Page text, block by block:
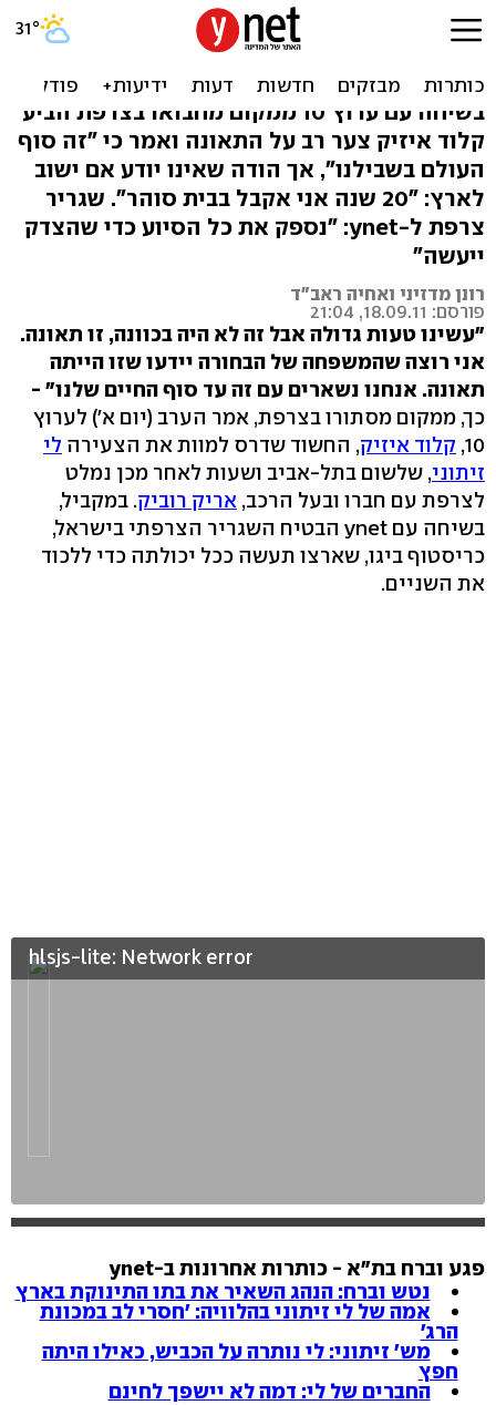
דורס לי זיתוני: 'סליחה, לא
יודע אם אשוב לישראל'
בשיחה עם ערוץ 10 ממקום מחבואו בצרפת הביע
קלוד איזיק צער רב על התאונה ואמר כי "זה סוף
העולם בשבילנו", אך הודה שאינו יודע אם ישוב
לארץ: "20 שנה אני אקבל בבית סוהר". שגריר
צרפת ל-ynet: "נספק את כל הסיוע כדי שהצדק
ייעשה"
רונן מדזיני ואחיה ראב"ד
פורסם: 18.09.11, 21:04
"עשינו טעות גדולה אבל זה לא היה בכוונה, זו תאונה.
אני רוצה שהמשפחה של הבחורה יידעו שזו הייתה
תאונה. אנחנו נשארים עם זה עד סוף החיים שלנו" -
כך, ממקום מסתורו בצרפת, אמר הערב (יום א') לערוץ
10, קלוד איזיק, החשוד שדרס למוות את הצעירה לי
זיתוני, שלשום בתל-אביב ושעות לאחר מכן נמלט
לצרפת עם חברו ובעל הרכב, אריק רוביק. במקביל,
בשיחה עם ynet הבטיח השגריר הצרפתי בישראל,
כריסטוף ביגו, שארצו תעשה ככל יכולתה כדי ללכוד
את השניים.
hlsjs-lite: Network error
פגע וברח בת"א - כותרות אחרונות ב-ynet
נטש וברח: הנהג השאיר את בתו התינוקת בארץ
אמה של לי זיתוני בהלוויה: 'חסרי לב במכונת
הרג'
מש' זיתוני: לי נותרה על הכביש, כאילו היתה
חפץ
החברים של לי: דמה לא יישפך לחינם